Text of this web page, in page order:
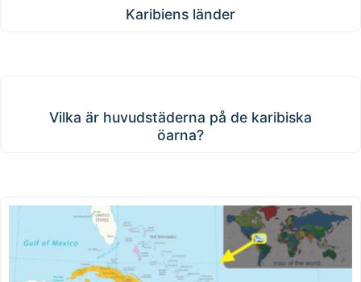
Karibiens länder
Vilka är huvudstäderna på de karibiska
öarna?